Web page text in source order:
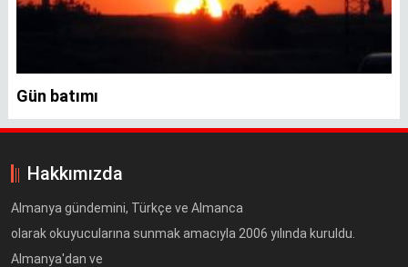
Gün batımı
Hakkımızda
Almanya gündemini, Türkçe ve Almanca
olarak okuyucularına sunmak amacıyla 2006 yılında kuruldu.
Almanya'dan ve